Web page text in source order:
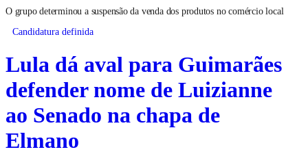
O grupo determinou a suspensão da venda dos produtos no comércio local
Candidatura definida
Lula dá aval para Guimarães
defender nome de Luizianne
ao Senado na chapa de
Elmano